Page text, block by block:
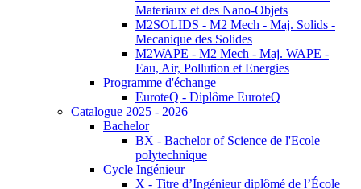
Materiaux et des Nano-Objets
M2SOLIDS - M2 Mech - Maj. Solids -
Mecanique des Solides
M2WAPE - M2 Mech - Maj. WAPE -
Eau, Air, Pollution et Energies
Programme d'échange
EuroteQ - Diplôme EuroteQ
Catalogue 2025 - 2026
Bachelor
BX - Bachelor of Science de l'Ecole
polytechnique
Cycle Ingénieur
X - Titre d’Ingénieur diplômé de l’École